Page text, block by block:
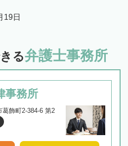
19日
る弁護士事務所
事務所
葛飾町2-384-6 第2